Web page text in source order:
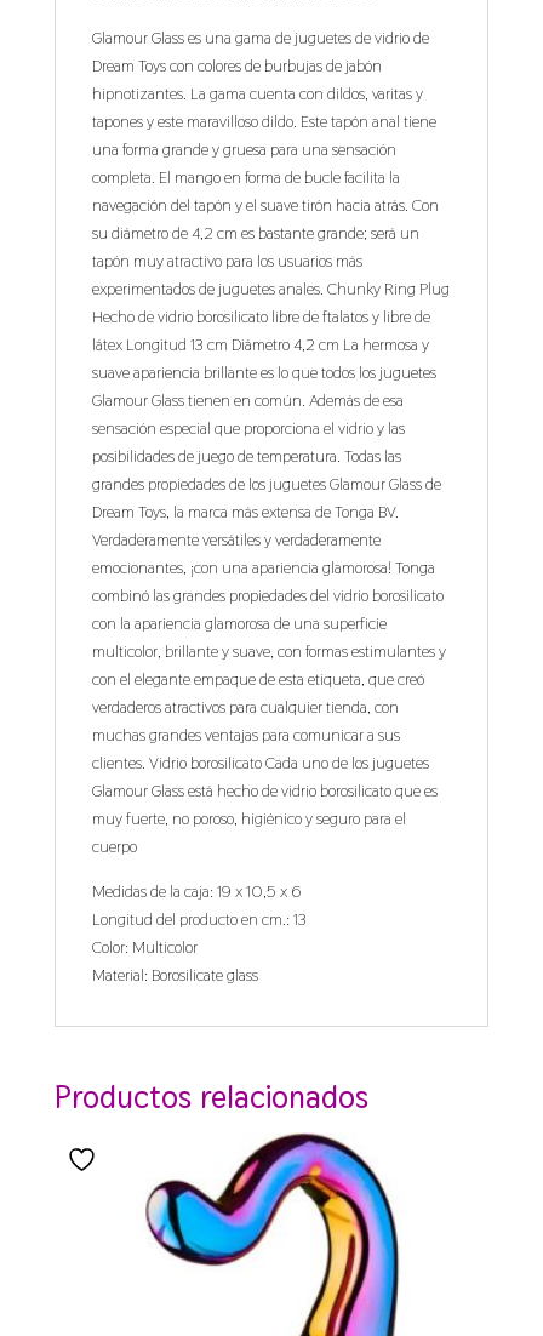
Glamour Glass es una gama de juguetes de vidrio de
Dream Toys con colores de burbujas de jabón
hipnotizantes. La gama cuenta con dildos, varitas y
tapones y este maravilloso dildo. Este tapón anal tiene
una forma grande y gruesa para una sensación
completa. El mango en forma de bucle facilita la
navegación del tapón y el suave tirón hacia atrás. Con
su diámetro de 4,2 cm es bastante grande; será un
tapón muy atractivo para los usuarios más
experimentados de juguetes anales. Chunky Ring Plug
Hecho de vidrio borosilicato libre de ftalatos y libre de
látex Longitud 13 cm Diámetro 4,2 cm La hermosa y
suave apariencia brillante es lo que todos los juguetes
Glamour Glass tienen en común. Además de esa
sensación especial que proporciona el vidrio y las
posibilidades de juego de temperatura. Todas las
grandes propiedades de los juguetes Glamour Glass de
Dream Toys, la marca más extensa de Tonga BV.
Verdaderamente versátiles y verdaderamente
emocionantes, ¡con una apariencia glamorosa! Tonga
combinó las grandes propiedades del vidrio borosilicato
con la apariencia glamorosa de una superficie
multicolor, brillante y suave, con formas estimulantes y
con el elegante empaque de esta etiqueta, que creó
verdaderos atractivos para cualquier tienda, con
muchas grandes ventajas para comunicar a sus
clientes. Vidrio borosilicato Cada uno de los juguetes
Glamour Glass está hecho de vidrio borosilicato que es
muy fuerte, no poroso, higiénico y seguro para el
cuerpo
Medidas de la caja: 19 x 10,5 x 6
Longitud del producto en cm.: 13
Color: Multicolor
Material: Borosilicate glass
Productos relacionados